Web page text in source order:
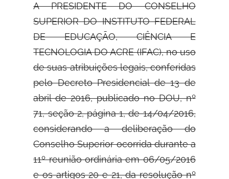
A PRESIDENTE DO CONSELHO
SUPERIOR DO INSTITUTO FEDERAL
DE EDUCAÇÃO, CIÊNCIA E
TECNOLOGIA DO ACRE (IFAC), no uso
de suas atribuições legais, conferidas
pelo Decreto Presidencial de 13 de
abril de 2016, publicado no DOU, nº
71, seção 2, página 1, de 14/04/2016,
considerando a deliberação do
Conselho Superior ocorrida durante a
11º reunião ordinária em 06/05/2016
e os artigos 20 e 21, da resolução nº